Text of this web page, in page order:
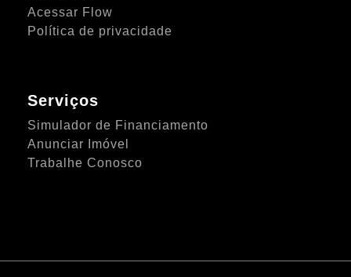
Acessar Flow
Política de privacidade
Serviços
Simulador de Financiamento
Anunciar Imóvel
Trabalhe Conosco